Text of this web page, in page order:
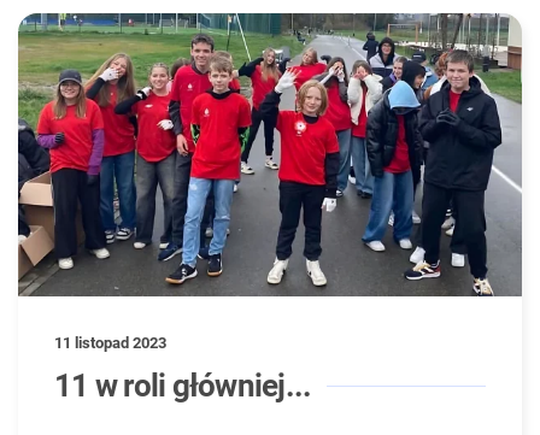
11 listopad 2023
11 w roli główniej...